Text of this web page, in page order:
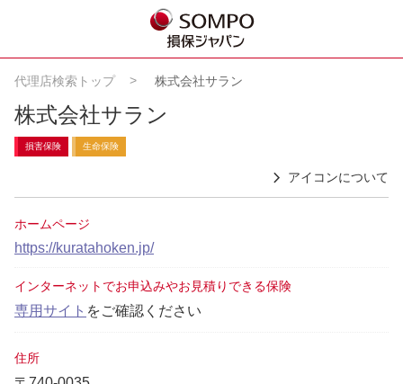
代理店検索トップ 株式会社サラン
株式会社サラン
損害保険 生命保険
アイコンについて
ホームページ
https://kuratahoken.jp/
インターネットでお申込みやお見積りできる保険
専用サイト をご確認ください
住所